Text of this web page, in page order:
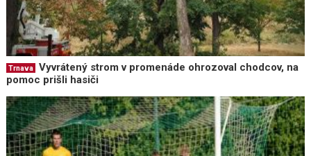
Trnava
Vyvrátený strom v promenáde ohrozoval chodcov, na
pomoc prišli hasiči